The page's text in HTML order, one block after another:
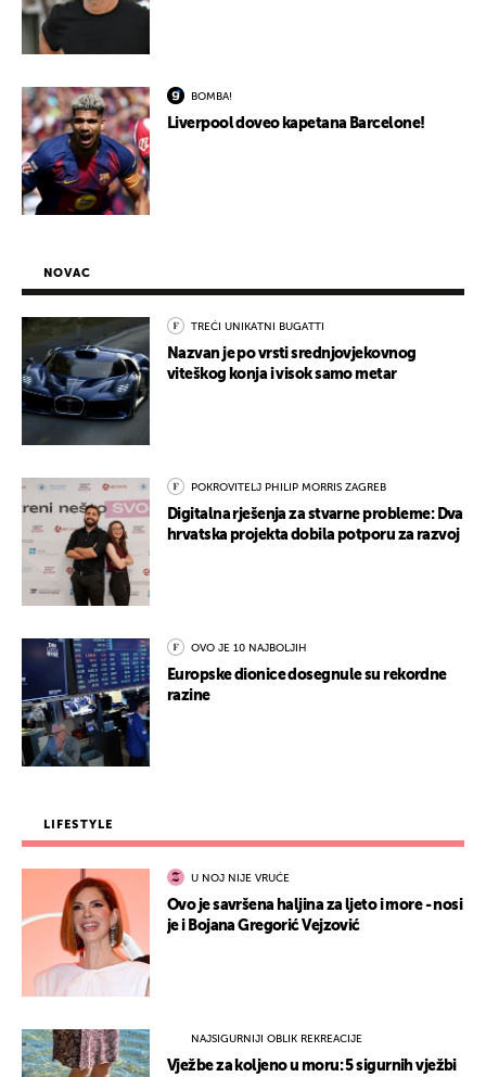
BOMBA!
Liverpool doveo kapetana Barcelone!
NOVAC
TREĆI UNIKATNI BUGATTI
Nazvan je po vrsti srednjovjekovnog
viteškog konja i visok samo metar
POKROVITELJ PHILIP MORRIS ZAGREB
Digitalna rješenja za stvarne probleme: Dva
hrvatska projekta dobila potporu za razvoj
OVO JE 10 NAJBOLJIH
Europske dionice dosegnule su rekordne
razine
LIFESTYLE
U NOJ NIJE VRUĆE
Ovo je savršena haljina za ljeto i more - nosi
je i Bojana Gregorić Vejzović
NAJSIGURNIJI OBLIK REKREACIJE
Vježbe za koljeno u moru: 5 sigurnih vježbi